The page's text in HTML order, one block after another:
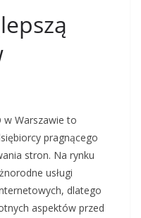
w Warszawie to
pragnącego
stron. Na rynku
usługi
dlatego
aspektów przed